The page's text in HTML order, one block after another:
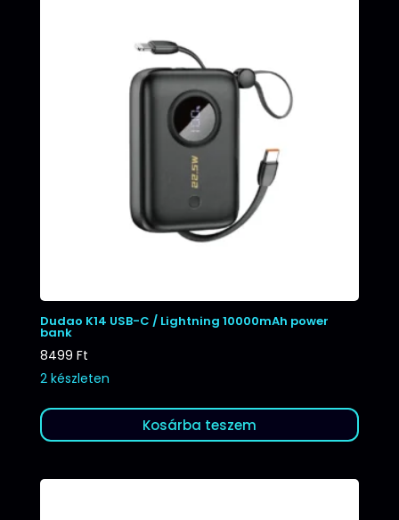
Dudao K14 USB-C / Lightning 10000mAh power
bank
8499 Ft
2 készleten
Kosárba teszem